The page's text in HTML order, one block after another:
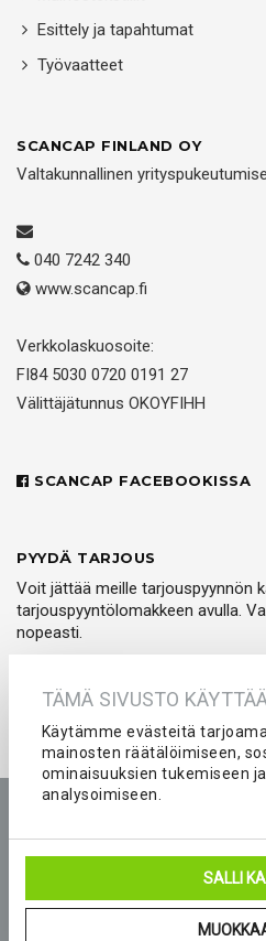
TÄMÄ SIVUSTO
Käytämme evästeitä
mainosten räätälöimiseen,
ominaisuuksien tukemiseen
analysoimiseen.
SALLI
Esittely ja tapahtumat
Työvaatteet
SCANCAP FINLAND OY
Valtakunnallinen
040 7242 340
www.scancap.fi
Verkkolaskuosoite:
FI84 5030 0720 0191 27
Välittäjätunnus OKOYFIHH
SCANCAP FACEBOOKISSA
PYYDÄ TARJOUS
Voit jättää meille tarjouspyynnön
tarjouspyyntölomakkeen avulla.
nopeasti.
Tarjouspyyntö
Peliasut
Blogi
© 2026 Scancap Finland Oy.